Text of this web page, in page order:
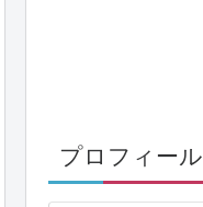
プロフィール